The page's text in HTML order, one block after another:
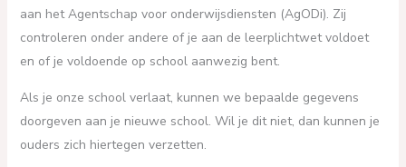
aan het Agentschap voor onderwijsdiensten (AgODi). Zij
controleren onder andere of je aan de leerplichtwet voldoet
en of je voldoende op school aanwezig bent.
Als je onze school verlaat, kunnen we bepaalde gegevens
doorgeven aan je nieuwe school. Wil je dit niet, dan kunnen je
ouders zich hiertegen verzetten.